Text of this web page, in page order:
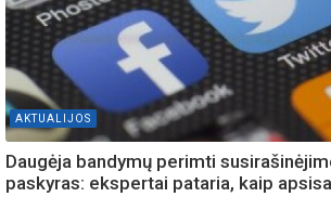
AKTUALIJOS
Daugėja bandymų perimti
paskyras: ekspertai pataria, kaip